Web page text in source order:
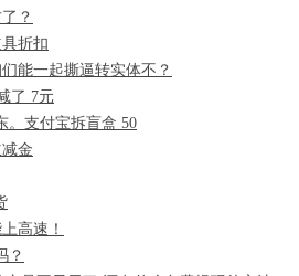
？
折扣
能一起撕逼转实体不？
了 7元
。支付宝拆盲盒 50
金
高速！
？